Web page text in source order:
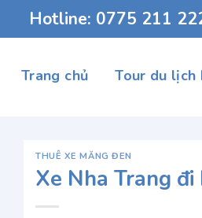
Chuyển
dung
Hotline: 0775 211
Trang chủ Tour du lịch
THUÊ XE MĂNG ĐEN
Xe Nha Trang